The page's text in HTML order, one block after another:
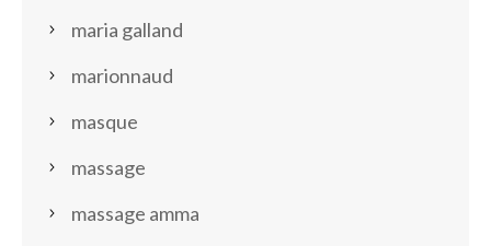
maria galland
marionnaud
masque
massage
massage amma